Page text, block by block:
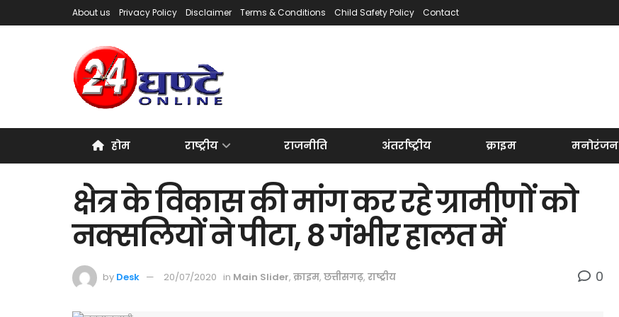
About us Privacy Policy Disclaimer Terms & Conditions Child Safety Policy Contact
होम राष्ट्रीय राजनीति अंतर्राष्ट्रीय क्राइम मनोरंजन
क्षेत्र के विकास की मांग कर रहे ग्रामीणों को
नक्सलियों ने पीटा, 8 गंभीर हालत में
by Desk 20/07/2020 in Main Slider, क्राइम, छत्तीसगढ़, राष्ट्रीय 0